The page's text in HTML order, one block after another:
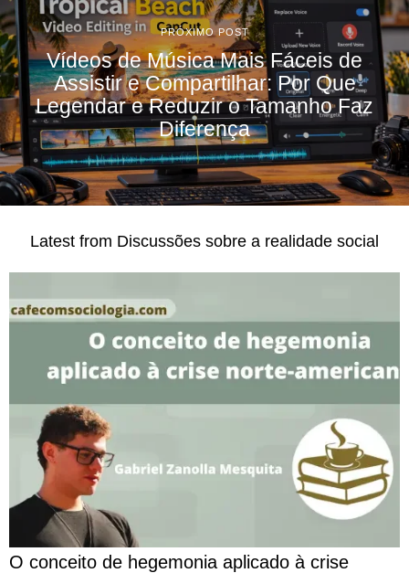
PRÓXIMO POST
Vídeos de Música Mais Fáceis de
Assistir e Compartilhar: Por Que
Legendar e Reduzir o Tamanho Faz
Diferença
Latest from Discussões sobre a realidade social
O conceito de hegemonia aplicado à crise